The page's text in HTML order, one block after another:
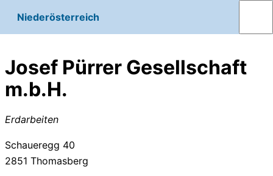
Niederösterreich
Josef Pürrer Gesellschaft
m.b.H.
Erdarbeiten
Schaueregg 40
2851 Thomasberg